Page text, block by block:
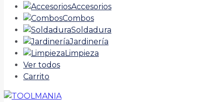
Accesorios
Combos
Soldadura
Jardinería
Limpieza
Ver todos
Carrito